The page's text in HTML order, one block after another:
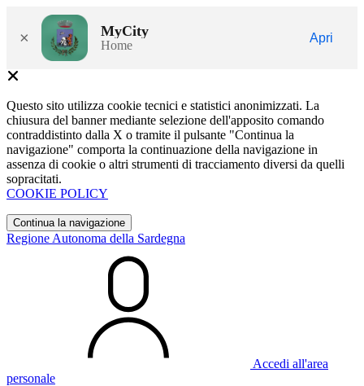
× MyCity
Home
Apri
Questo sito utilizza cookie tecnici e statistici anonimizzati. La
chiusura del banner mediante selezione dell'apposito comando
contraddistinto dalla X o tramite il pulsante "Continua la
navigazione" comporta la continuazione della navigazione in
assenza di cookie o altri strumenti di tracciamento diversi da quelli
sopracitati.
COOKIE POLICY
Continua la navigazione
Regione Autonoma della Sardegna
Accedi all'area
personale